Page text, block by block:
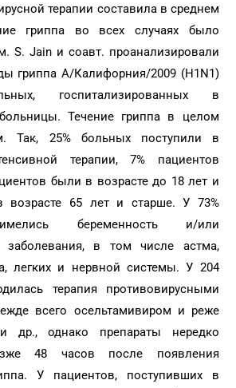
терапии составила в среднем
гриппа во всех случаях было
S. Jain и соавт. проанализировали
гриппа A/Калифорния/2009 (H1N1)
госпитализированных в
Течение гриппа в целом
Так, 25% больных поступили в
терапии, 7% пациентов
были в возрасте до 18 лет и
возрасте 65 лет и старше. У 73%
беременность и/или
заболевания, в том числе астма,
легких и нервной системы. У 204
терапия противовирусными
всего осельтамивиром и реже
др., однако препараты нередко
48 часов после появления
У пациентов, поступивших в